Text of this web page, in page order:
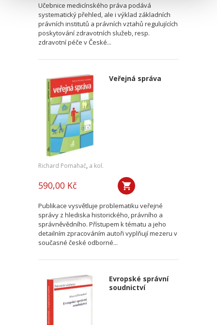
Učebnice medicínského práva podává
systematický přehled, ale i výklad základních
právních institutů a právních vztahů regulujících
poskytování zdravotních služeb, resp.
zdravotní péče v České...
Veřejná správa
Richard Pomahač, a kol.
590,00 Kč
Publikace vysvětluje problematiku veřejné
správy z hlediska historického, právního a
správněvědního. Přístupem k tématu a jeho
detailním zpracováním autoři vyplňují mezeru v
současné české odborné...
Evropské správní
soudnictví